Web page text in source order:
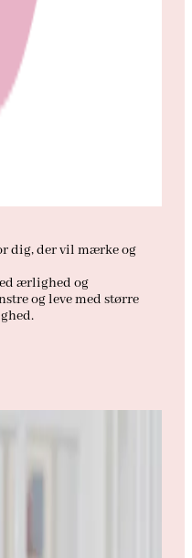
dig, der vil mærke og
ærlighed og
og leve med større